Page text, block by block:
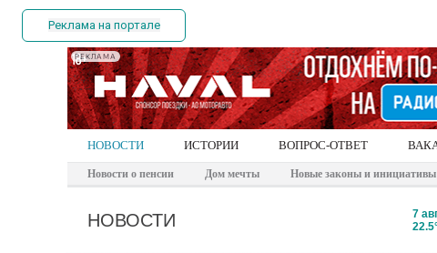
Реклама на портале
РЕКЛАМА
НОВОСТИ ИСТОРИИ ВОПРОС-ОТВЕТ
Новости о пенсии Дом мечты Новые законы и инициативы
НОВОСТИ
7